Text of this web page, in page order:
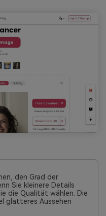
den Grad der
Sie kleinere Details
die Qualität wählen. Die
glatteres Aussehen